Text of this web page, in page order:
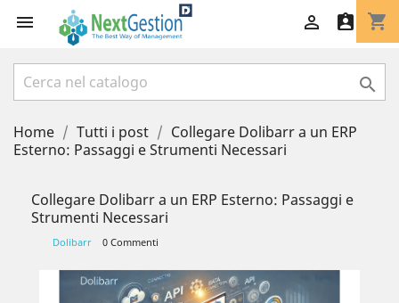
 shopping_cart
 

Home Tutti i post
Collegare Dolibarr a un ERP
Esterno: Passaggi e Strumenti Necessari
Collegare Dolibarr a un ERP Esterno: Passaggi e
Strumenti Necessari
Dolibarr 0 Commenti